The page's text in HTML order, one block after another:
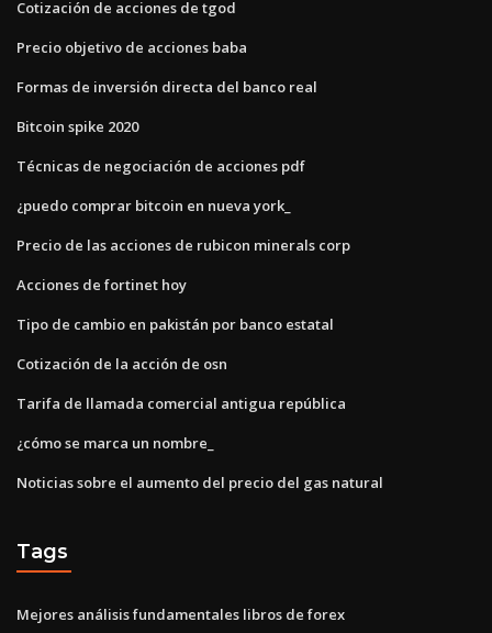
Cotización de acciones de tgod
Precio objetivo de acciones baba
Formas de inversión directa del banco real
Bitcoin spike 2020
Técnicas de negociación de acciones pdf
¿puedo comprar bitcoin en nueva york_
Precio de las acciones de rubicon minerals corp
Acciones de fortinet hoy
Tipo de cambio en pakistán por banco estatal
Cotización de la acción de osn
Tarifa de llamada comercial antigua república
¿cómo se marca un nombre_
Noticias sobre el aumento del precio del gas natural
Tags
Mejores análisis fundamentales libros de forex